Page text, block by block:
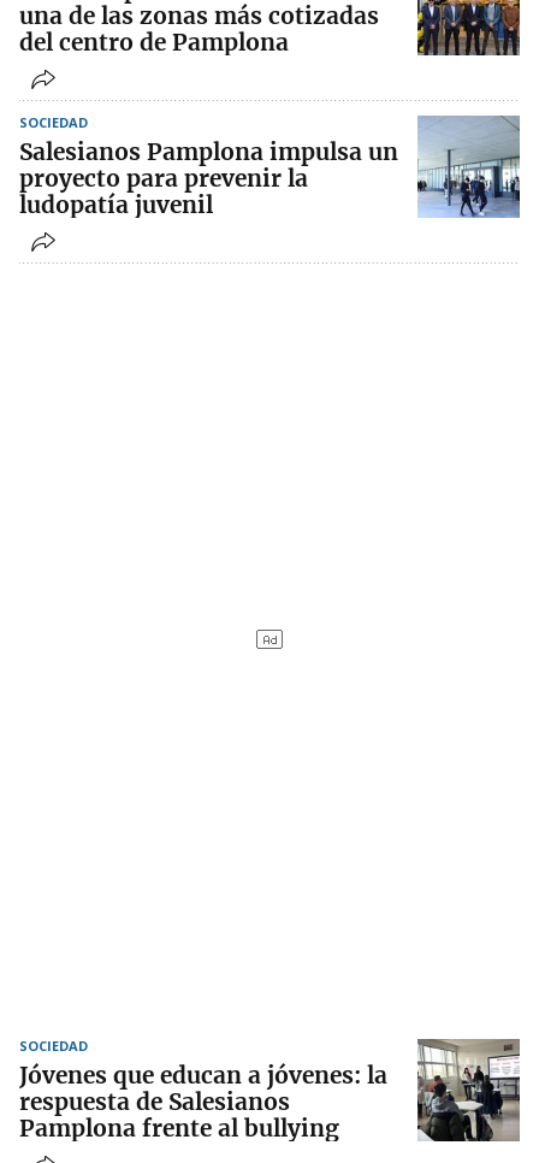
una de las zonas más cotizadas
del centro de Pamplona
SOCIEDAD
Salesianos Pamplona impulsa un
proyecto para prevenir la
ludopatía juvenil
SOCIEDAD
Jóvenes que educan a jóvenes: la
respuesta de Salesianos
Pamplona frente al bullying